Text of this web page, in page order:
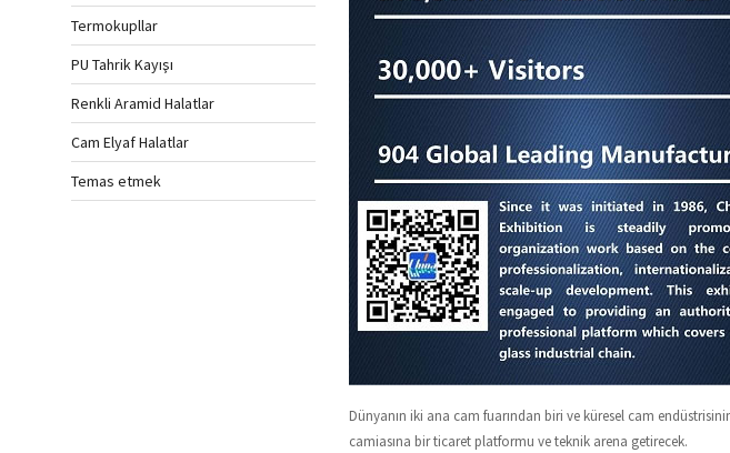
Termokupllar
PU Tahrik Kayışı
Renkli Aramid Halatlar
Cam Elyaf Halatlar
Temas etmek
Dünyanın iki ana cam fuarından biri ve küresel cam
camiasına bir ticaret platformu ve teknik arena getirecek.